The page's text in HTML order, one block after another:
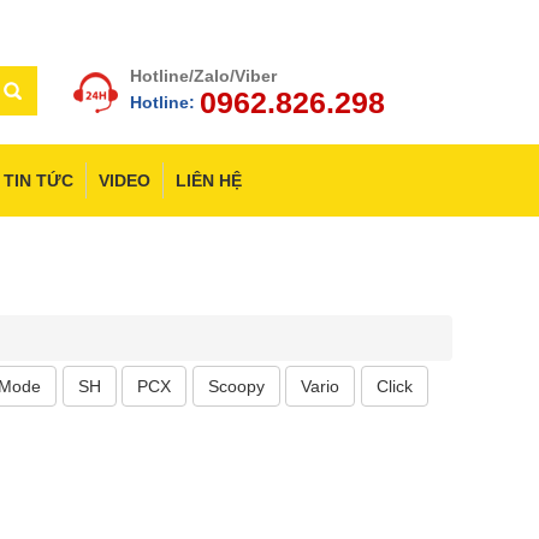
Hotline/Zalo/Viber
Hotline: 0962.826.298
TIN TỨC VIDEO LIÊN HỆ
SH PCX Scoopy Vario Click